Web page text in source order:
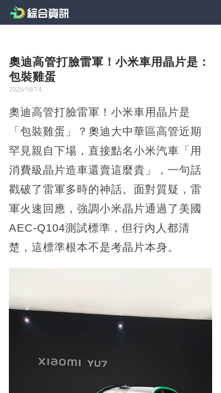
奧迪高管打臉雷軍！小米車用晶片是：
包裝雞蛋
2025/10/14
奧迪高管打臉雷軍！小米車用晶片是
「包裝雞蛋」？奧迪大中華區高管近期
罕見親自下場，直接點名小米汽車「用
消費級晶片造車還賣這麼貴」，一句話
戳破了雷軍多時的神話。面對質疑，雷
軍火速回應，強調小米晶片通過了美國
AEC-Q104測試標準，但行內人都清
楚，這標準根本不是考晶片本身。